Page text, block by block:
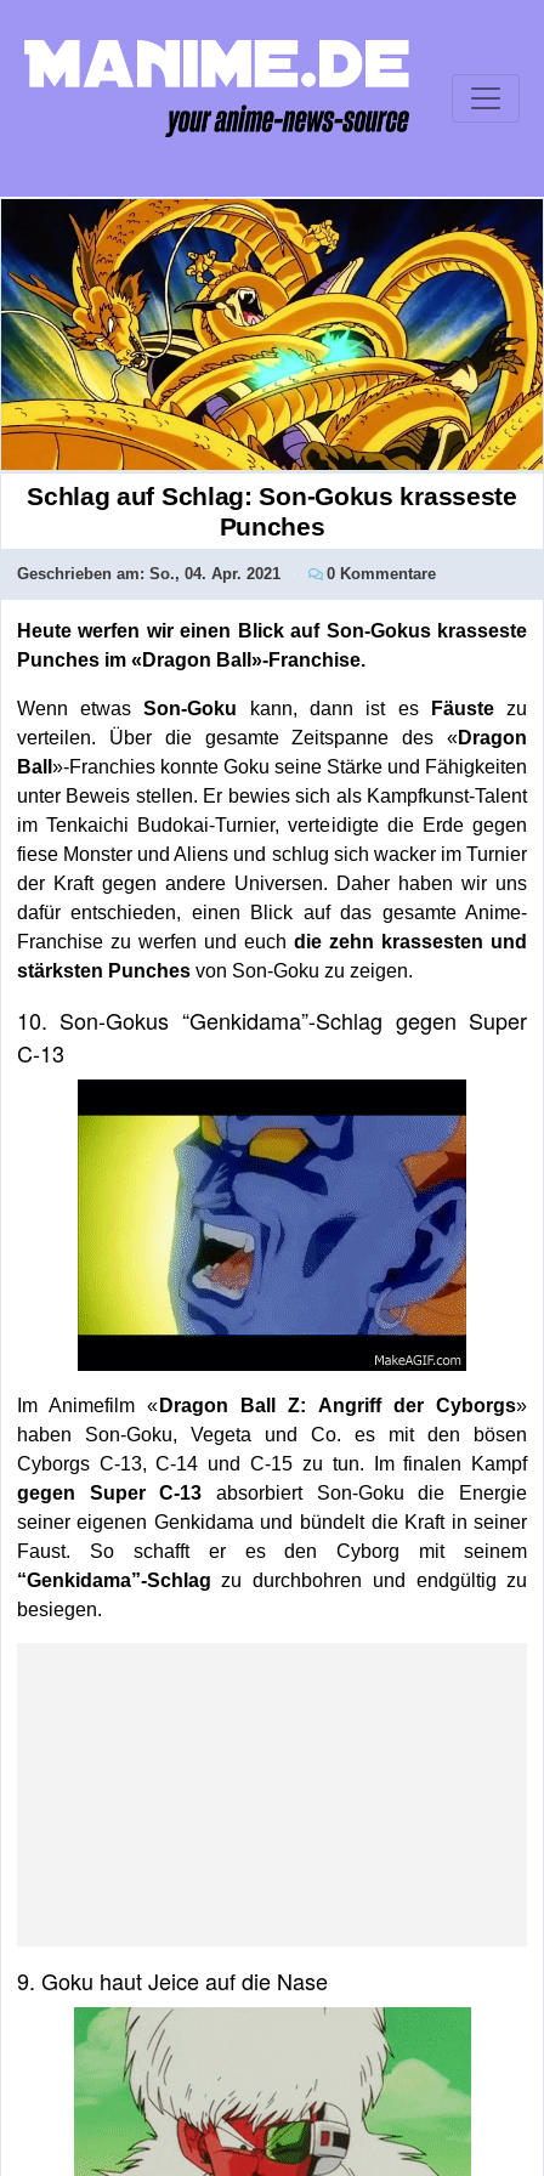
Schlag auf Schlag: Son-Gokus krasseste
Punches
Geschrieben am: So., 04. Apr. 2021 0 Kommentare
Heute werfen wir einen Blick auf Son-Gokus krasseste
Punches im «Dragon Ball»-Franchise.
Wenn etwasSon-Goku kann, dann ist es Fäustezu
verteilen. Über die gesamte Zeitspanne des «Dragon
Ball»-Franchies konnte Goku seine Stärke und Fähigkeiten
unter Beweis stellen. Er bewies sich als Kampfkunst-Talent
im Tenkaichi Budokai-Turnier, verteidigte die Erde gegen
fiese Monster und Aliens und schlug sich wacker im Turnier
der Kraft gegen andere Universen. Daher haben wir uns
dafür entschieden, einen Blick auf das gesamte Anime-
Franchise zu werfen und euchdie zehn krassesten und
stärksten Punchesvon Son-Goku zu zeigen.
10. Son-Gokus “Genkidama”-Schlag gegen Super
C-13
Im Animefilm «Dragon Ball Z: Angriff der Cyborgs»
haben Son-Goku, Vegeta und Co. es mit den bösen
Cyborgs C-13, C-14 und C-15 zu tun. Im finalen Kampf
gegen Super C-13 absorbiert Son-Goku die Energie
seiner eigenen Genkidama und bündelt die Kraft in seiner
Faust. So schafft er es den Cyborg mit seinem
“Genkidama”-Schlag zu durchbohren und endgültig zu
besiegen.
9. Goku haut Jeice auf die Nase